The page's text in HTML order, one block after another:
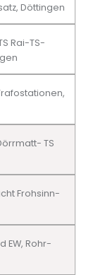
Döttingen
Rai-TS-
TS
Frohsinn-
EW, Rohr-